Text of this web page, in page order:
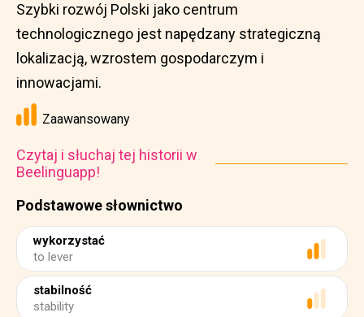
Podstawowe słownictwo
wykorzystać
to lever
stabilność
stability
Szybki rozwój Polski jako centrum
technologicznego jest napędzany strategiczną
lokalizacją, wzrostem gospodarczym i
innowacjami.
Zaawansowany
Czytaj i słuchaj tej historii w
Beelinguapp!